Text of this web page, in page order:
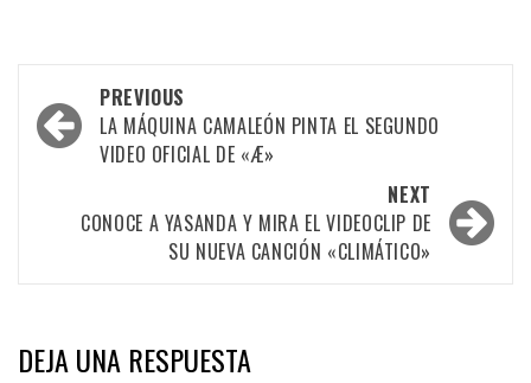
Post
navigation
PREVIOUS
LA MÁQUINA CAMALEÓN PINTA EL SEGUNDO
VIDEO OFICIAL DE «Æ»
NEXT
CONOCE A YASANDA Y MIRA EL VIDEOCLIP DE
SU NUEVA CANCIÓN «CLIMÁTICO»
DEJA UNA RESPUESTA